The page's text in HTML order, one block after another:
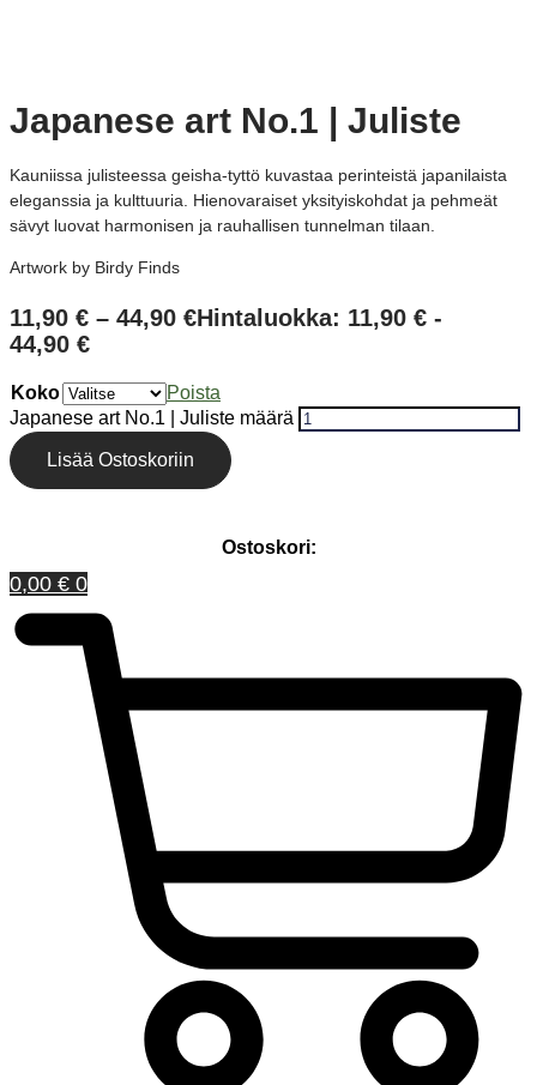
Japanese art No.1 | Juliste
Kauniissa julisteessa geisha-tyttö kuvastaa perinteistä japanilaista
eleganssia ja kulttuuria. Hienovaraiset yksityiskohdat ja pehmeät
sävyt luovat harmonisen ja rauhallisen tunnelman tilaan.
Artwork by Birdy Finds
11,90 € – 44,90 €Hintaluokka: 11,90 € -
44,90 €
Koko
Poista
Japanese art No.1 | Juliste määrä
Lisää Ostoskoriin
Ostoskori:
0,00 € 0